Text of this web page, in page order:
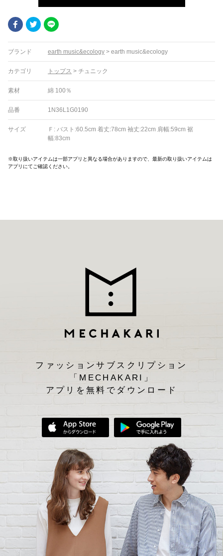
FacebookTwitter
ブランド earth music&ecology > earth music&ecology
カテゴリ トップス > チュニック
素材 綿 100％
品番 1N36L1G0190
サイズ
Ｆ: バスト:60.5cm 着丈:78cm 袖丈:22cm 肩幅:59cm 裾
幅:83cm
※取り扱いアイテムは一部アプリと異なる場合がありますので、最新の取り扱いアイテムは
アプリにてご確認ください。
ファッションサブスクリプション
「MECHAKARI」
アプリを無料でダウンロード
App Storeからダウンロード